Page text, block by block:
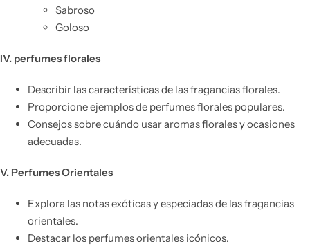
Sabroso
Goloso
IV. perfumes florales
Describir las características de las fragancias florales.
Proporcione ejemplos de perfumes florales populares.
Consejos sobre cuándo usar aromas florales y ocasiones
adecuadas.
V. Perfumes Orientales
Explora las notas exóticas y especiadas de las fragancias
orientales.
Destacar los perfumes orientales icónicos.